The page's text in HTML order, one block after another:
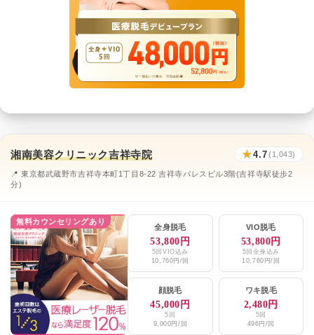
湘南美容クリニック吉祥寺院 ★4.7(1,043)
📍 東京都武蔵野市吉祥寺本町1丁目8-22 吉祥寺パレスビル3階(吉祥寺駅徒歩2
分)
無料カウンセリングあり
全身脱毛
53,800円
5回VIO込み
10,760円/回
VIO脱毛
53,800円
5回全身込み
10,760円/回
顔脱毛
45,000円
5回
9,000円/回
ワキ脱毛
2,480円
5回
496円/回